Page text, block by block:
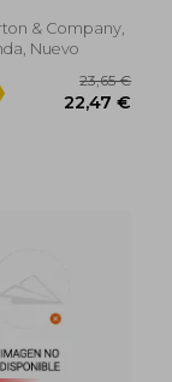
& Company,
Nuevo